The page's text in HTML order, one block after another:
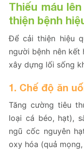
Thiếu máu
thiện bệnh
Để cải thiện hiệu
người bệnh nên kết
xây dựng lối sống
1. Chế độ ăn
Tăng cường tiêu
loại cá béo, hạt),
ngũ cốc nguyên
oxy hóa (quả